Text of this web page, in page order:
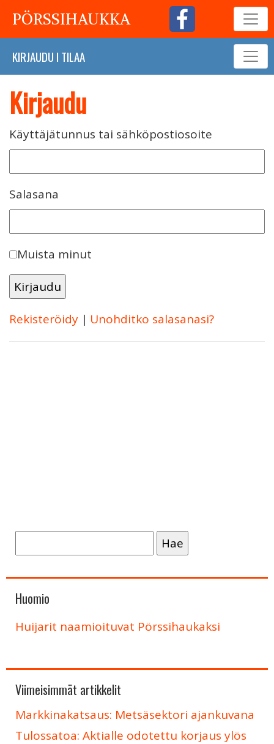
PÖRSSIHAUKKA
KIRJAUDU I TILAA
Kirjaudu
Käyttäjätunnus tai sähköpostiosoite
Salasana
Muista minut
Rekisteröidy | Unohditko salasanasi?
Huomio
Huijarit naamioituvat Pörssihaukaksi
Viimeisimmät artikkelit
Markkinakatsaus: Metsäsektori ajankuvana
Tulossatoa: Aktialle odotettu korjaus ylös